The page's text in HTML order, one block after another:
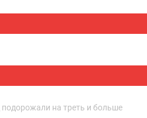
на треть и больше